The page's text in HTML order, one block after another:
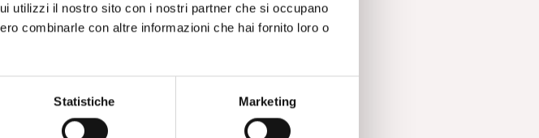
utilizzi il nostro sito con i nostri partner che si occupano
combinarle con altre informazioni che hai fornito loro o
Statistiche Marketing
che ha una specifica competenza
madri e figli in coppia”, credo
disvelare “le verità
Slade (in Relazione
ma piuttosto di rendere